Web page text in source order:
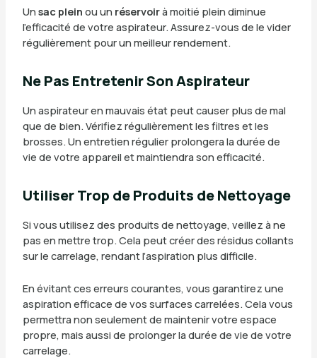
Un sac plein ou un réservoirà moitié plein diminue
l’efficacité de votre aspirateur. Assurez-vous de le vider
régulièrement pour un meilleur rendement.
Ne Pas Entretenir Son Aspirateur
Un aspirateur en mauvais état peut causer plus de mal
que de bien. Vérifiez régulièrement les filtres et les
brosses. Un entretien régulier prolongera la durée de
vie de votre appareil et maintiendra son efficacité.
Utiliser Trop de Produits de Nettoyage
Si vous utilisez des produits de nettoyage, veillez à ne
pas en mettre trop. Cela peut créer des résidus collants
sur le carrelage, rendant l’aspiration plus difficile.
En évitant ces erreurs courantes, vous garantirez une
aspiration efficace de vos surfaces carrelées. Cela vous
permettra non seulement de maintenir votre espace
propre, mais aussi de prolonger la durée de vie de votre
carrelage.